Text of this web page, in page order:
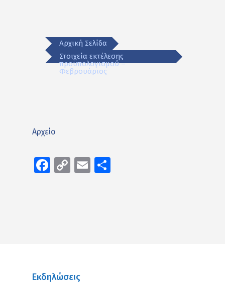
Αρχική Σελίδα
Στοιχεία εκτέλεσης
προϋπολογισμού –
Φεβρουάριος
Αρχείο
Facebook
CopyEmail
Εκδηλώσεις